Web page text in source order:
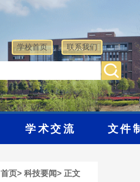
联系我们
学校首页
学术交流 文件
首页> 科技要闻> 正文